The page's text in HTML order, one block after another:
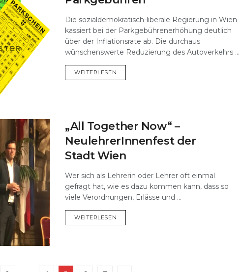
Die sozialdemokratisch-liberale Regierung in Wien
kassiert bei der Parkgebührenerhöhung deutlich
über der Inflationsrate ab. Die durchaus
wünschenswerte Reduzierung des Autoverkehrs ...
WEITERLESEN
„All Together Now“ –
NeulehrerInnenfest der
Stadt Wien
Wer sich als Lehrerin oder Lehrer oft einmal
gefragt hat, wie es dazu kommen kann, dass so
viele Verordnungen, Erlässe und ...
WEITERLESEN